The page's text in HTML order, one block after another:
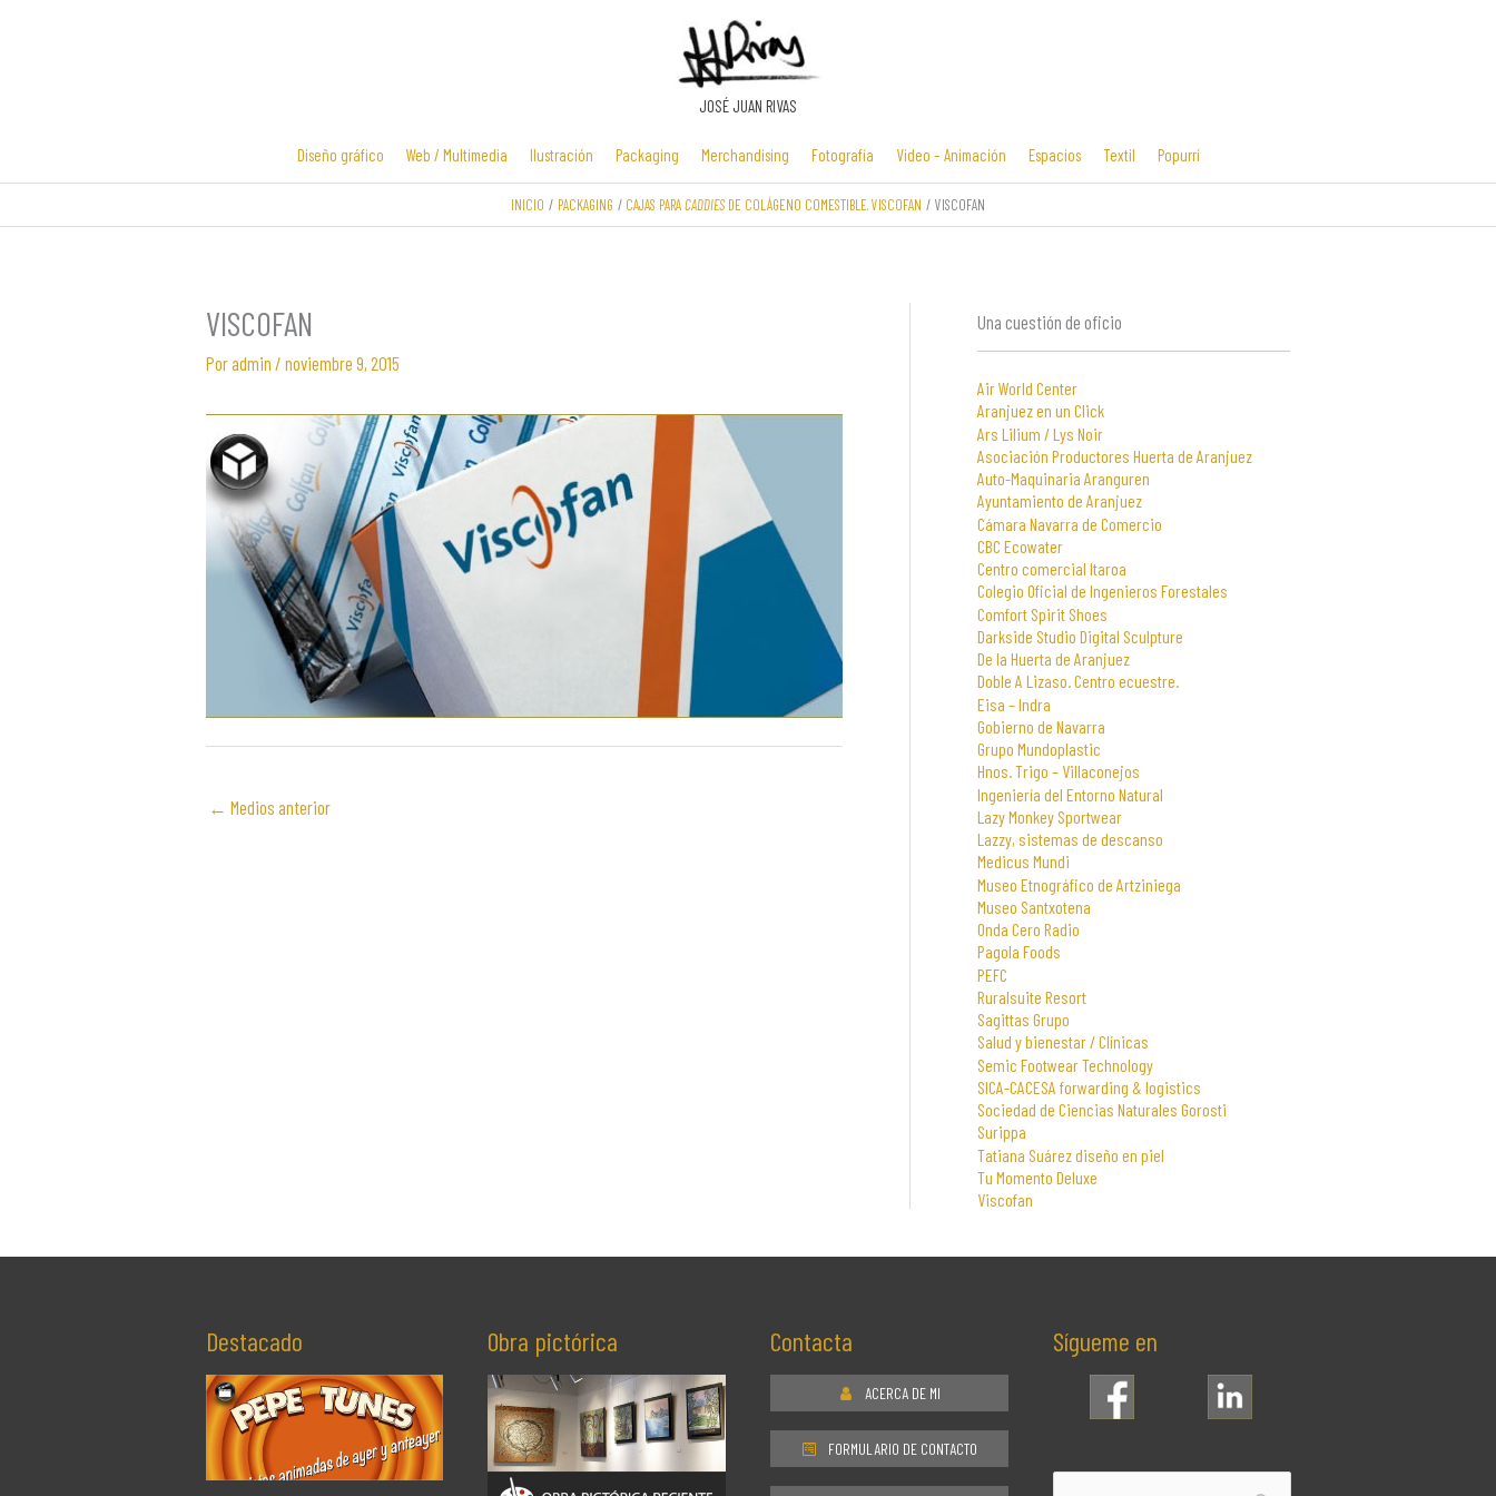
JOSÉ JUAN RIVAS
Diseño gráfico
Identidad
Web / Multimedia
Diseño y
Manuales y
Ilustración Packaging Merchandising Fotografía Video – Animación Espacios Textil Popurrí
INICIO PACKAGING CAJAS PARACADDIESDE COLÁGENO COMESTIBLE. VISCOFAN VISCOFAN
VISCOFAN
Poradmin / noviembre 9, 2015
← Medios anterior
Una cuestión de oficio
Air World Center
Aranjuez en un Click
Ars Lilium / Lys Noir
Asociación Productores Huerta de Aranjuez
Auto-Maquinaria Aranguren
Ayuntamiento de Aranjuez
Cámara Navarra de Comercio
CBC Ecowater
Centro comercial Itaroa
Colegio Oficial de Ingenieros Forestales
Comfort Spirit Shoes
Darkside Studio Digital Sculpture
De la Huerta de Aranjuez
Doble A Lizaso. Centro ecuestre.
Eisa – Indra
Gobierno de Navarra
Grupo Mundoplastic
Hnos. Trigo – Villaconejos
Ingeniería del Entorno Natural
Lazy Monkey Sportwear
Lazzy, sistemas de descanso
Medicus Mundi
Museo Etnográfico de Artziniega
Museo Santxotena
Onda Cero Radio
Pagola Foods
PEFC
Ruralsuite Resort
Sagittas Grupo
Salud y bienestar / Clínicas
Semic Footwear Technology
SICA-CACESA forwarding & logistics
Sociedad de Ciencias Naturales Gorosti
Surippa
Tatiana Suárez diseño en piel
Tu Momento Deluxe
Viscofan
Destacado Obra pictórica Contacta
ACERCA DE MI
FORMULARIO DE CONTACTO
Sígueme en